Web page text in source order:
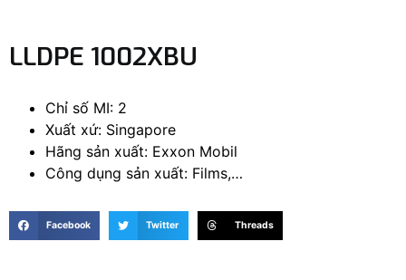
LLDPE 1002XBU
Chỉ số MI: 2
Xuất xứ: Singapore
Hãng sản xuất: Exxon Mobil
Công dụng sản xuất: Films,…
Facebook Twitter Threads